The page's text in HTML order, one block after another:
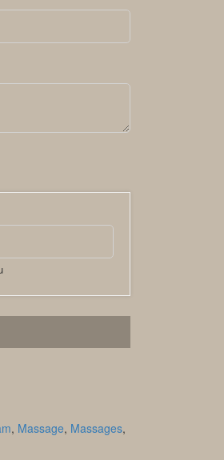
, Massage, Massages,